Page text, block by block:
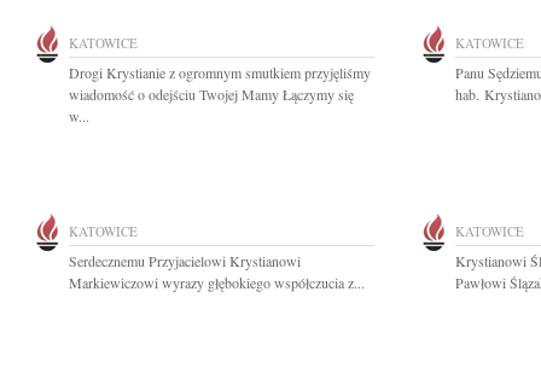
KATOWICE
Drogi Krystianie z ogromnym smutkiem przyjęliśmy
wiadomość o odejściu Twojej Mamy Łączymy się
w...
KATOWICE
Panu
hab.
KATOWICE
Serdecznemu Przyjacielowi Krystianowi
Markiewiczowi wyrazy głębokiego współczucia z...
KATOWICE
Krystianowi
Pawłowi